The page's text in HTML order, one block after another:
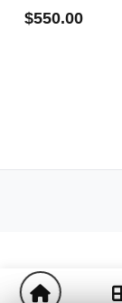
$550.00